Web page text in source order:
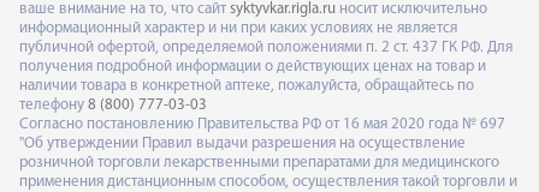
ваше внимание на то, что сайт syktyvkar.rigla.ru носит исключительно
информационный характер и ни при каких условиях не является
публичной офертой, определяемой положениями п. 2 ст. 437 ГК РФ. Для
получения подробной информации о действующих ценах на товар и
наличии товара в конкретной аптеке, пожалуйста, обращайтесь по
телефону 8 (800) 777-03-03
Согласно постановлению Правительства РФ от 16 мая 2020 года № 697
"Об утверждении Правил выдачи разрешения на осуществление
розничной торговли лекарственными препаратами для медицинского
применения дистанционным способом, осуществления такой торговли и